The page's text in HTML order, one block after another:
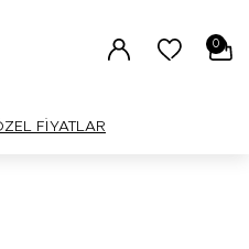
0
FİYATLAR